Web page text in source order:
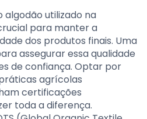
algodão utilizado na
para manter a
dos produtos finais. Uma
assegurar essa qualidade
de confiança. Optar por
agrícolas
certificações
toda a diferença.